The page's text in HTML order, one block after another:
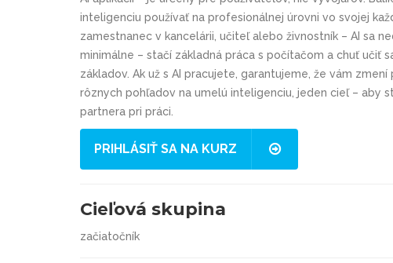
inteligenciu používať na profesionálnej úrovni vo svojej
zamestnanec v kancelárii, učiteľ alebo živnostník – AI sa
minimálne – stačí základná práca s počítačom a chuť učiť
základov. Ak už s AI pracujete, garantujeme, že vám
rôznych pohľadov na umelú inteligenciu, jeden cieľ – aby
partnera pri práci.
PRIHLÁSIŤ SA NA KURZ
Cieľová skupina
začiatočník